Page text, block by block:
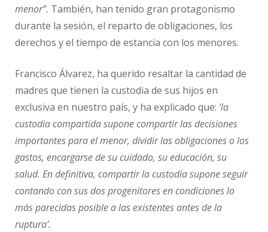
menor”. También, han tenido gran protagonismo
durante la sesión, el reparto de obligaciones, los
derechos y el tiempo de estancia con los menores.
Francisco Álvarez, ha querido resaltar la cantidad de
madres que tienen la custodia de sus hijos en
exclusiva en nuestro país, y ha explicado que: ‘la
custodia compartida supone compartir las decisiones
importantes para el menor, dividir las obligaciones o los
gastos, encargarse de su cuidado, su educación, su
salud. En definitiva, compartir la custodia supone seguir
contando con sus dos progenitores en condiciones lo
más parecidas posible a las existentes antes de la
ruptura’.